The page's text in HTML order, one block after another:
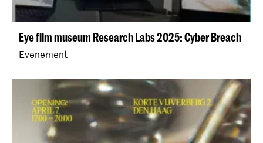
Eye film museum Research Labs 2025: Cyber Breach
Evenement